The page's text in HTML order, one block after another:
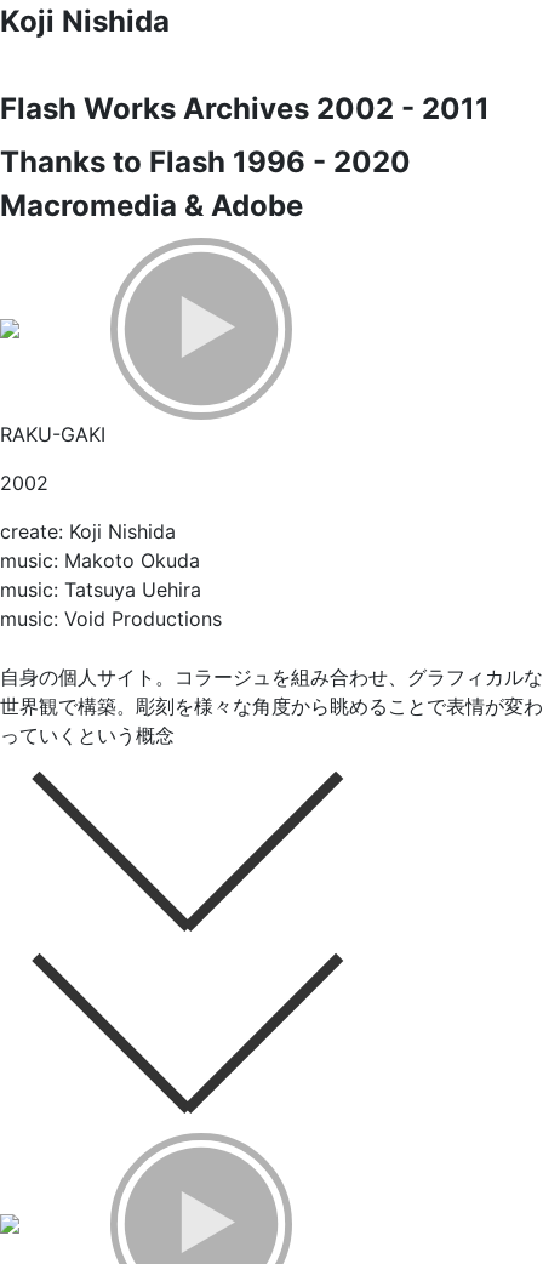
Koji Nishida
Flash Works Archives 2002 - 2011
Thanks to Flash 1996 - 2020
Macromedia & Adobe
RAKU-GAKI
2002
create: Koji Nishida
music: Makoto Okuda
music: Tatsuya Uehira
music: Void Productions
自身の個人サイト。コラージュを組み合わせ、グラフィカルな
世界観で構築。彫刻を様々な角度から眺めることで表情が変わ
っていくという概念